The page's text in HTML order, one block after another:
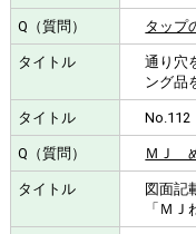
タップ
通り穴
ング品
No.112
ＭＪ
図面記
「ＭＪ